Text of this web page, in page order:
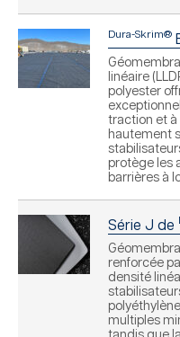
Dura-Skrim®
linéaire
polyester
traction et à
hautement
protège les
barrières à
Série J de
renforcée
densité
multiples